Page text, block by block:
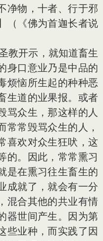
净物，十者、行于邪
（《佛为首迦长者说
开示，就知道畜生
身口意业乃是中品的
烦恼所生起的种种恶
生道的业果报。或者
骂众生，那这样的人
常常毁骂众生的人，
喜欢对众生狂吠，这
的。因此，常常熏习
是在熏习往生畜生的
成就了，就会有一分
混合其他的共业有情
器世间产生。因为第
些业种，而实践了因